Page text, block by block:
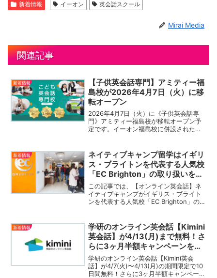
新着情報 イーオン 英会話スクール
Mirai Media
関連記事
新着情報
【子供英会話専門】アミティー福
島校が2026年4月7日（火）に移
転オープン
2026年4月7日（火）に《子供英会話専
門》アミティー福島校が移転オープン予
定です。イーオン福島校に併設された初
の4技能を高める子供専門の英語教室で
す。満6歳〜1ヶ月と...
新着情報
ネイティブキャンプ留学はイギリ
ス・ブライトンを代表する人気校
「EC Brighton」の取り扱いをス
タート
この記事では、【オンライン英会話】ネ
イティブキャンプがイギリス・ブライト
ンを代表する人気校「EC Brighton」の取
新着情報
学研のオンライン英会話【Kimini
英会話】が4/13(月)まで無料！さ
らに3ヶ月半額キャンペーンをス
タート
学研のオンライン英会話【Kimini英会
話】が4/7(火)〜4/13(月)の期間限定で10
日間無料！さらに3ヶ月半額キャンペーン